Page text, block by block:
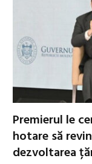
Premierul le
hotare să
dezvoltarea